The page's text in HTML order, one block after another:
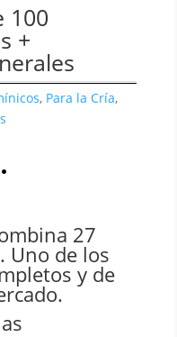
100
+
, Para la Cría,
27
Uno de los
y de